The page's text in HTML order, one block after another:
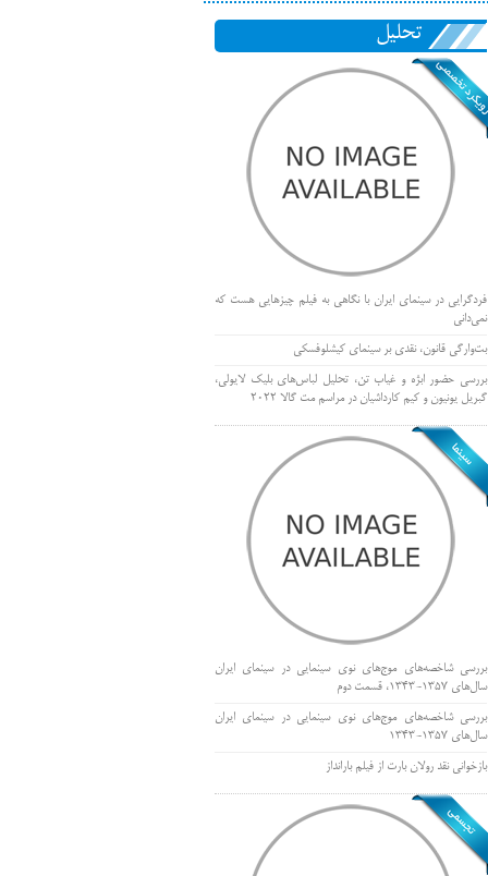
تحلیل
فردگرایی در سینمای ایران با نگاهی به فیلم چیزهایی هست که
نمی‌دانی
بت‌وارگی قانون، نقدی بر سینمای کیشلوفسکی
بررسی حضور ابژه و غیاب تن، تحلیل لباس‌های بلیک لایولی،
گبریل یونیون و کیم کارداشیان در مراسم مت گالا ۲۰۲۲
بررسی شاخصه‌های موج‌های نوی سینمایی در سینمای ایران
سال‌های 1357-1343، قسمت دوم
بررسی شاخصه‌های موج‌های نوی سینمایی در سینمای ایران
سال‌های 1357-1343
بازخوانی نقد رولان بارت از فیلم بارانداز